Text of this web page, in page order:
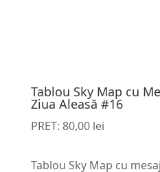
Tablou Sky Map cu
Ziua Aleasă #16
PRET: 80,00 lei
Tablou Sky Map cu